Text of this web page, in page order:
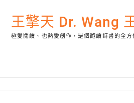
content王擎天 Dr. Wang
極愛閱讀、也熱愛創作，是個飽讀詩書的全